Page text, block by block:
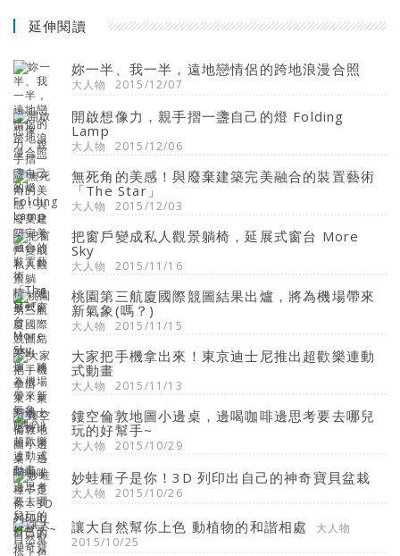
延伸閱讀
妳一半、我一半，遠地戀情侶的跨地浪漫合照
大人物 2015/12/07
開啟想像力，親手摺一盞自己的燈 Folding
Lamp
大人物 2015/12/06
無死角的美感！與廢棄建築完美融合的裝置藝術
「The Star」
大人物 2015/12/03
把窗戶變成私人觀景躺椅，延展式窗台 More
Sky
大人物 2015/11/16
桃園第三航廈國際競圖結果出爐，將為機場帶來
新氣象(嗎？)
大人物 2015/11/15
大家把手機拿出來！東京迪士尼推出超歡樂連動
式動畫
大人物 2015/11/13
鏤空倫敦地圖小邊桌，邊喝咖啡邊思考要去哪兒
玩的好幫手~
大人物 2015/10/29
妙蛙種子是你！3D 列印出自己的神奇寶貝盆栽
大人物 2015/10/26
讓大自然幫你上色 動植物的和諧相處
大人物
2015/10/25